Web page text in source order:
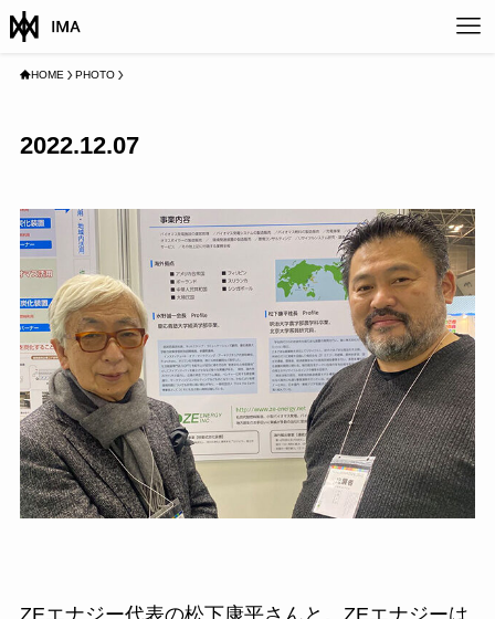
HOME PHOTO
2022.12.07
ZEエナジー代表の松下康平さんと。ZEエナジーは